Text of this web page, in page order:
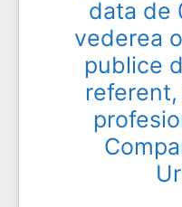
data de
vederea
publice